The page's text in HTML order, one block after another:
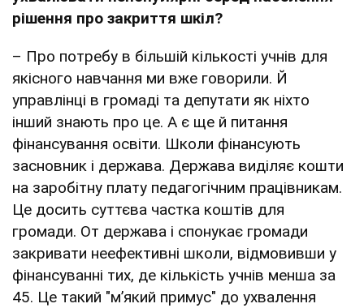
рішення про закриття шкіл?
– Про потребу в більшій кількості учнів для
якісного навчання ми вже говорили. Й
управлінці в громаді та депутати як ніхто
інший знають про це. А є ще й питання
фінансування освіти. Школи фінансують
засновник і держава. Держава виділяє кошти
на заробітну плату педагогічним працівникам.
Це досить суттєва частка коштів для
громади. От держава і спонукає громади
закривати неефективні школи, відмовивши у
фінансуванні тих, де кількість учнів менша за
45. Це такий "м’який примус" до ухвалення